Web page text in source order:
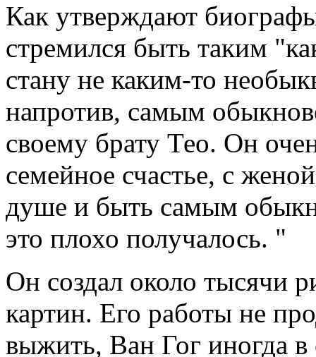
Как утверждают
стремился быть таким
стану не каким-то
напротив, самым
своему брату Тео. Он
семейное счастье, с
душе и быть самым
это плохо получалось. "
Он создал около тысячи
картин. Его работы не
выжить, Ван Гог иногда в